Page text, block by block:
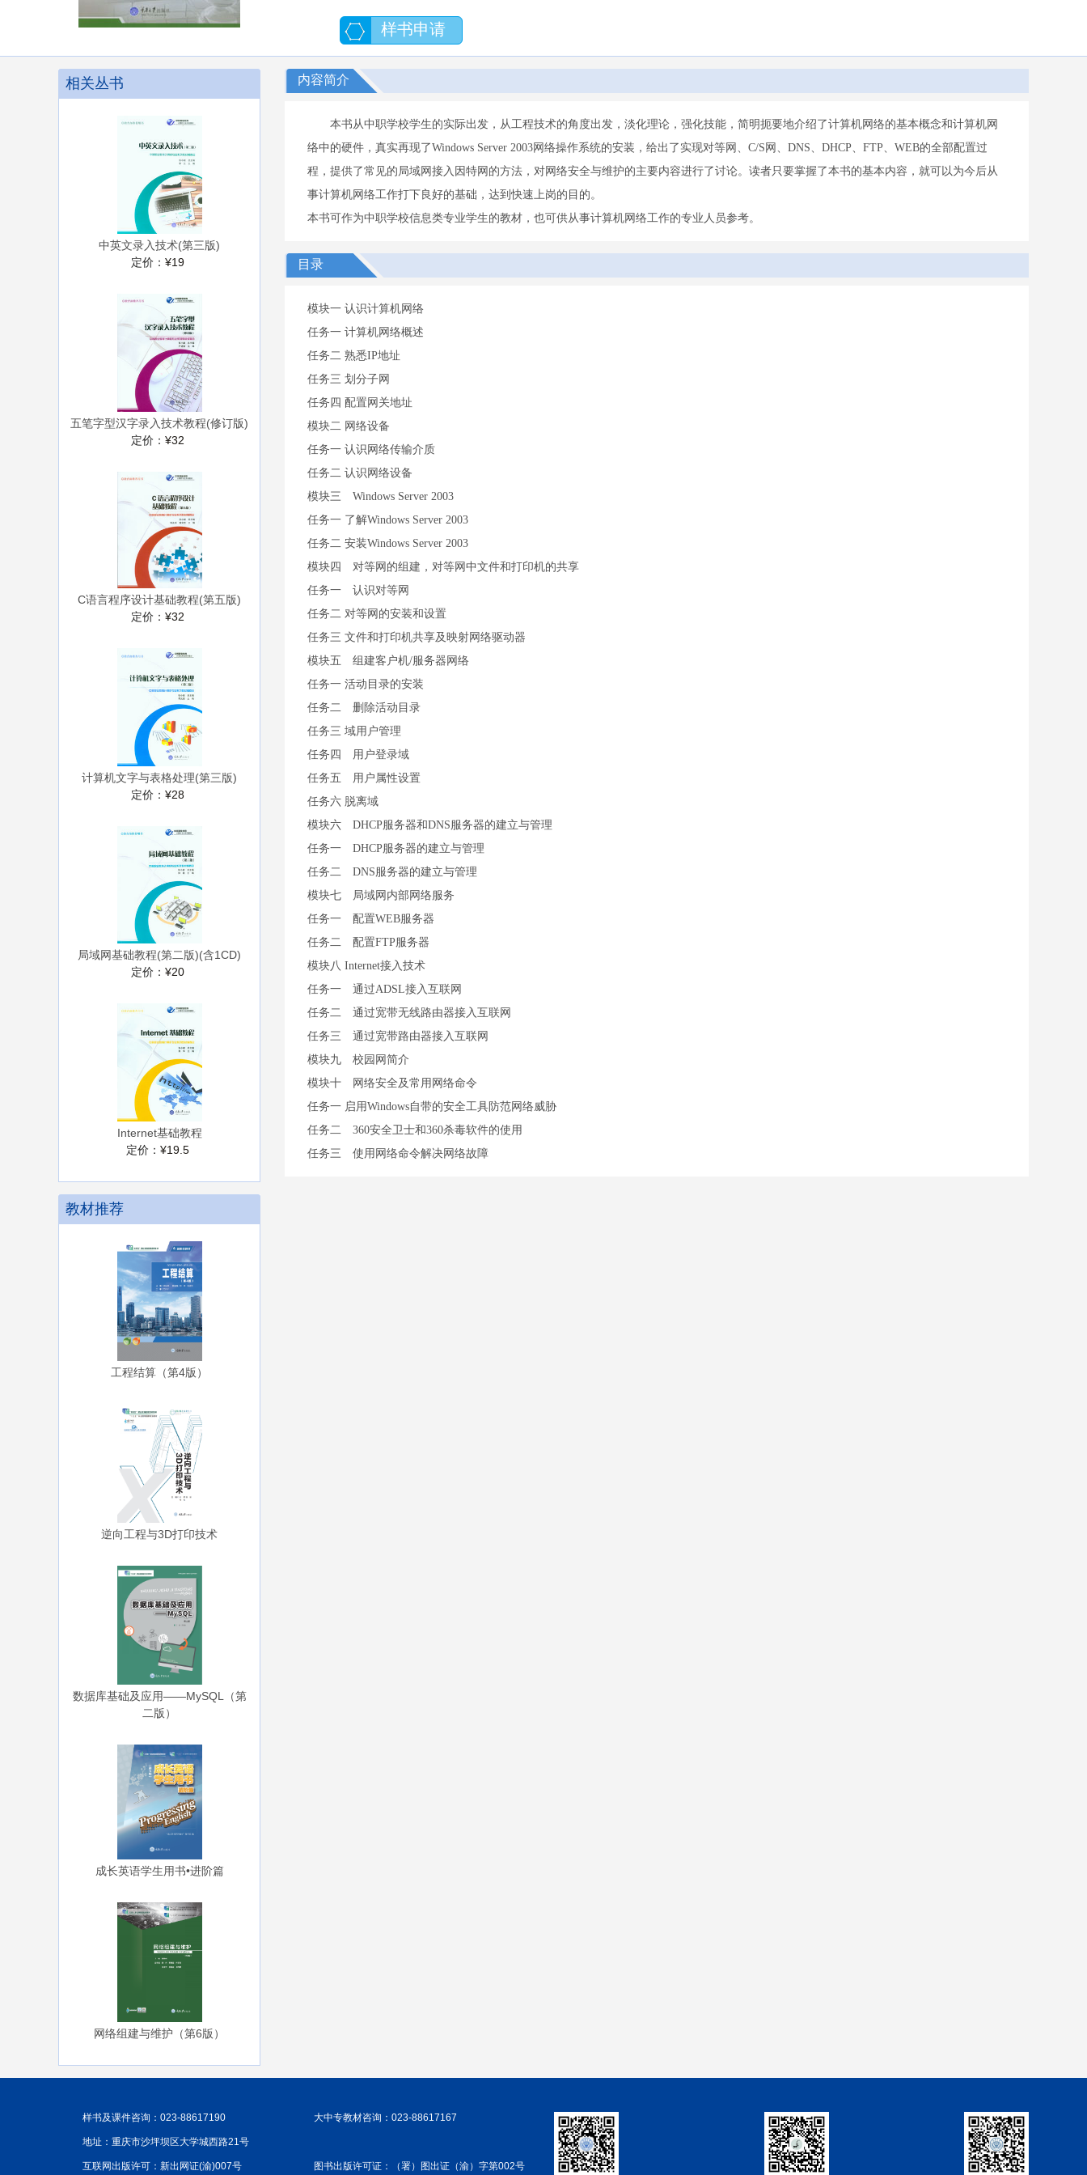
样书申请
相关丛书
中英文录入技术(第三版)
定价： ¥19
五笔字型汉字录入技术教程(修订版)
定价： ¥32
C语言程序设计基础教程(第五版)
定价： ¥32
计算机文字与表格处理(第三版)
定价： ¥28
局域网基础教程(第二版)(含1CD)
定价： ¥20
Internet基础教程
定价： ¥19.5
教材推荐
工程结算（第4版）
逆向工程与3D打印技术
数据库基础及应用——MySQL（第
二版）
成长英语学生用书•进阶篇
网络组建与维护（第6版）
内容简介
本书从中职学校学生的实际出发，从工程技术的角度出发，淡化理论，强化技能，简明扼要地介绍了计算机网络的基本概念和计算机网
络中的硬件，真实再现了Windows Server 2003网络操作系统的安装，给出了实现对等网、C/S网、DNS、DHCP、FTP、WEB的全部配置过
程，提供了常见的局域网接入因特网的方法，对网络安全与维护的主要内容进行了讨论。读者只要掌握了本书的基本内容，就可以为今后从
事计算机网络工作打下良好的基础，达到快速上岗的目的。
本书可作为中职学校信息类专业学生的教材，也可供从事计算机网络工作的专业人员参考。
目录
模块一 认识计算机网络
任务一 计算机网络概述
任务二 熟悉IP地址
任务三 划分子网
任务四 配置网关地址
模块二 网络设备
任务一 认识网络传输介质
任务二 认识网络设备
模块三 Windows Server 2003
任务一 了解Windows Server 2003
任务二 安装Windows Server 2003
模块四 对等网的组建，对等网中文件和打印机的共享
任务一 认识对等网
任务二 对等网的安装和设置
任务三 文件和打印机共享及映射网络驱动器
模块五 组建客户机/服务器网络
任务一 活动目录的安装
任务二 删除活动目录
任务三 域用户管理
任务四 用户登录域
任务五 用户属性设置
任务六 脱离域
模块六 DHCP服务器和DNS服务器的建立与管理
任务一 DHCP服务器的建立与管理
任务二 DNS服务器的建立与管理
模块七 局域网内部网络服务
任务一 配置WEB服务器
任务二 配置FTP服务器
模块八 Internet接入技术
任务一 通过ADSL接入互联网
任务二 通过宽带无线路由器接入互联网
任务三 通过宽带路由器接入互联网
模块九 校园网简介
模块十 网络安全及常用网络命令
任务一 启用Windows自带的安全工具防范网络威胁
任务二 360安全卫士和360杀毒软件的使用
任务三 使用网络命令解决网络故障
样书及课件咨询：023-88617190 大中专教材咨询：023-88617167
地址：重庆市沙坪坝区大学城西路21号
互联网出版许可：新出网证(渝)007号 图书出版许可证：（署）图出证（渝）字第002号